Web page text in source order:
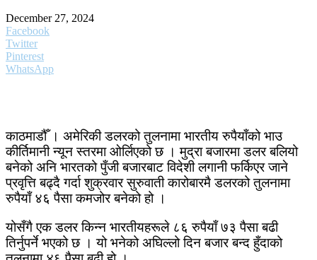
December 27, 2024
Facebook
Twitter
Pinterest
WhatsApp
काठमाडौँ । अमेरिकी डलरको तुलनामा भारतीय रुपैयाँको भाउ
कीर्तिमानी न्यून स्तरमा ओर्लिएको छ । मुद्रा बजारमा डलर बलियो
बनेको अनि भारतको पुँजी बजारबाट विदेशी लगानी फर्किएर जाने
प्रवृत्ति बढ्दै गर्दा शुक्रवार सुरुवाती कारोबारमै डलरको तुलनामा
रुपैयाँ ४६ पैसा कमजोर बनेको हो ।
योसँगै एक डलर किन्न भारतीयहरूले ८६ रुपैयाँ ७३ पैसा बढी
तिर्नुपर्ने भएको छ । यो भनेको अघिल्लो दिन बजार बन्द हुँदाको